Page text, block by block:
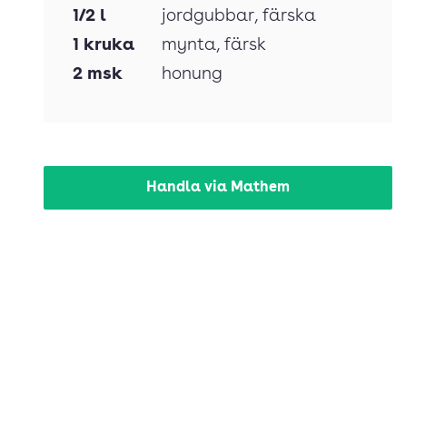
1/2 l jordgubbar, färska
1 kruka mynta, färsk
2 msk honung
Handla via Mathem